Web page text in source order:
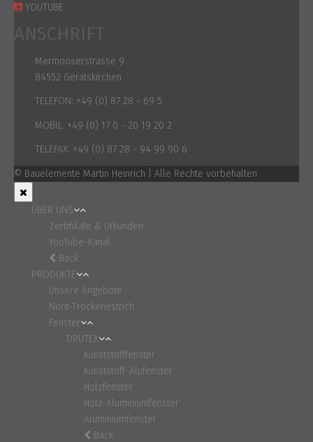
YOUTUBE
ANSCHRIFT
Mermooserstrasse 9
84552 Geratskirchen
TELEFON: +49 (0) 87 28 - 69 5
MOBIL: +49 (0) 17 0 - 20 19 20 2
TELEFAX: +49 (0) 87 28 - 94 99 90 6
© Bauelemente Martin Heinrich | Alle Rechte vorbehalten
ÜBER UNS
Zertifikate & Urkunden
YouTube-Kanal
Back
PRODUKTE
Unsere Angebote
Norit-Trockenestrich
Fenster
DRUTEX
Kunststofffenster
Kunststoff-Alufenster
Holzfenster
Holz-Aluminiumfenster
Aluminiumfenster
Back